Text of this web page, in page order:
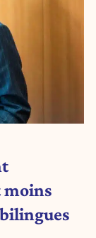
moins